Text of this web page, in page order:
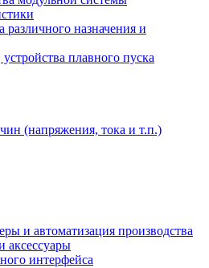
различного назначения и
плавного пуска
(напряжения, тока и т.п.)
и автоматизация производства
аксессуары
интерфейса